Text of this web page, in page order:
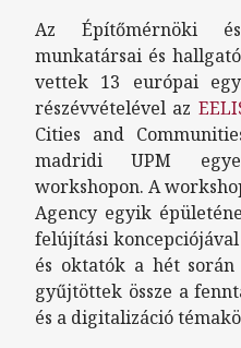
Az Építőmérnöki
munkatársai és
vettek 13 európai
részévvételével az
Cities and
madridi UPM
workshopon. A
Agency egyik
felújítási
és oktatók a hét
gyűjtöttek össze a
és a digitalizáció